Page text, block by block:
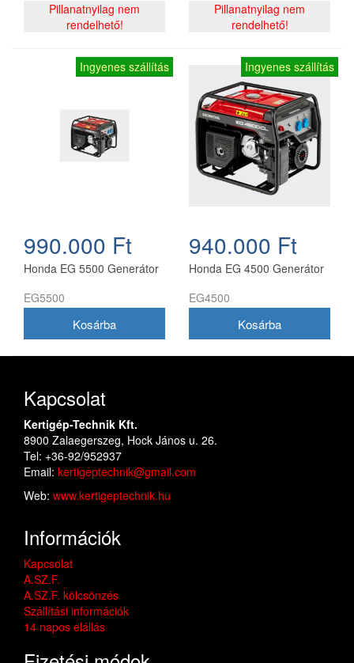
Pillanatnyilag nem
rendelhető!
Pillanatnyilag nem
rendelhető!
Ingyenes szállítás
990.000 Ft
Honda EG 5500 Generátor
EG5500
Ingyenes szállítás
940.000 Ft
Honda EG 4500 Generátor
EG4500
Kapcsolat
Kertigép-Technik Kft.
8900 Zalaegerszeg, Hock János u. 26.
Tel: +36-92/952937
Email: kertigeptechnik@gmail.com
Web: www.kertigeptechnik.hu
Információk
Kapcsolat
A.SZ.F.
A.SZ.F. kölcsönzés
Szállítási információk
14 napos elállás